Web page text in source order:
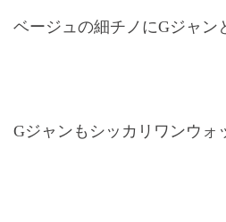
ベージュの細チノにGジャ
Gジャンもシッカリワンウ